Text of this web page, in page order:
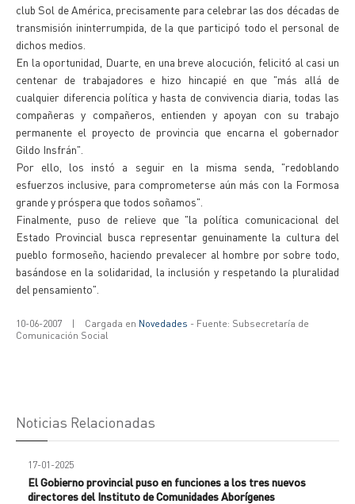
club Sol de América, precisamente para celebrar las dos décadas de
transmisión ininterrumpida, de la que participó todo el personal de
dichos medios.
En la oportunidad, Duarte, en una breve alocución, felicitó al casi un
centenar de trabajadores e hizo hincapié en que "más allá de
cualquier diferencia política y hasta de convivencia diaria, todas las
compañeras y compañeros, entienden y apoyan con su trabajo
permanente el proyecto de provincia que encarna el gobernador
Gildo Insfrán".
Por ello, los instó a seguir en la misma senda, "redoblando
esfuerzos inclusive, para comprometerse aún más con la Formosa
grande y próspera que todos soñamos".
Finalmente, puso de relieve que "la política comunicacional del
Estado Provincial busca representar genuinamente la cultura del
pueblo formoseño, haciendo prevalecer al hombre por sobre todo,
basándose en la solidaridad, la inclusión y respetando la pluralidad
del pensamiento".
10-06-2007 | Cargada en Novedades - Fuente: Subsecretaría de
Comunicación Social
Noticias Relacionadas
17-01-2025
El Gobierno provincial puso en funciones a los tres nuevos
directores del Instituto de Comunidades Aborígenes